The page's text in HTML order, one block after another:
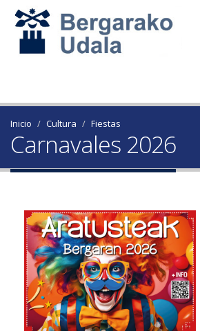
Inicio Cultura Fiestas
Carnavales 2026